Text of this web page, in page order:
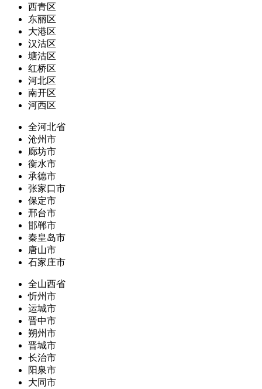
西青区
东丽区
大港区
汉沽区
塘沽区
红桥区
河北区
南开区
河西区
全河北省
沧州市
廊坊市
衡水市
承德市
张家口市
保定市
邢台市
邯郸市
秦皇岛市
唐山市
石家庄市
全山西省
忻州市
运城市
晋中市
朔州市
晋城市
长治市
阳泉市
大同市